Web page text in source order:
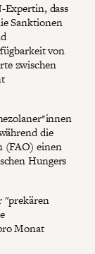
Expertin, dass
Sanktionen
von
zwischen
die
(FAO) einen
Hungers
"prekären
Monat